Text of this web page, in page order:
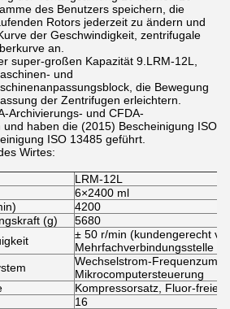
des Benutzers speichern, die
Rotors jederzeit zu ändern und
der Geschwindigkeit, zentrifugale
an.
super-großen Kapazität 9.LRM-12L,
und
die Bewegung
der Zentrifugen erleichtern.
Archivierungs- und CFDA-
und haben die (2015) Bescheinigung ISO
ISO 13485 geführt.
Wirtes:
LRM-12L
6×2400 ml
4200
(g)
5680
± 50 r/min (kundengerecht
Mehrfachverbindungsstelle
Wechselstrom-
Mikrocomputersteuerung
Kompressorsatz, Fluor-freies
16